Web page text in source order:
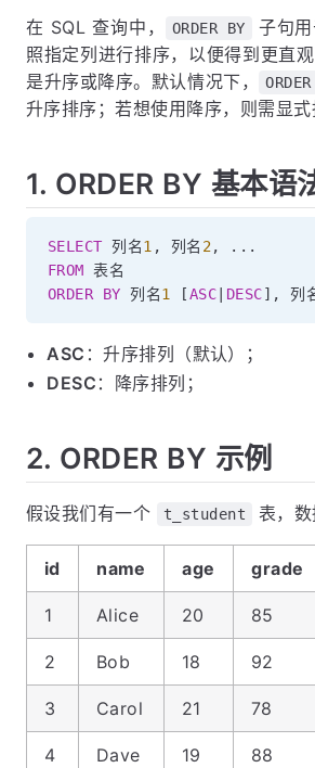
在 SQL 查询中， ORDER BY
子句
照指定列进行排序，以便得到更直
是升序或降序。默认情况下，
升序排序；若想使用降序，则需显式
1. ORDER BY 基本语
SELECT 列名1 , 列名 2, . . .
FROM
ORDER
BY 列名1 [ASC DESC] , 列
ASC ：升序排列（默认）；
DESC ：降序排列；
2. ORDER BY 示例
假设我们有一个 t_student 表，数
id name age grade
1 Alice 20 85
2 Bob 18 92
3 Carol 21 78
4 Dave 19 88